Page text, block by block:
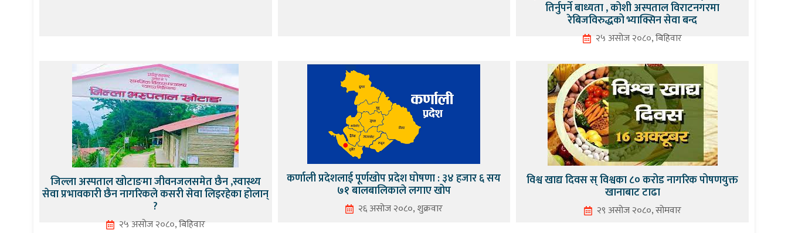
तिर्नुपर्ने बाध्यता , कोशी अस्पताल विराटनगरमा
रेबिजविरुद्धको भ्याक्सिन सेवा बन्द
२५ असोज २०८०, बिहिवार
जिल्ला अस्पताल खोटाङमा जीवनजलसमेत छैन ,स्वास्थ्य
सेवा प्रभावकारी छैन नागरिकले कसरी सेवा लिइरहेका होलान्
?
२५ असोज २०८०, बिहिवार
कर्णाली प्रदेशलाई पूर्णखोप प्रदेश घोषणा : ३४ हजार ६ सय
७१ बालबालिकाले लगाए खोप
२६ असोज २०८०, शुक्रवार
विश्व खाद्य दिवस स् विश्वका ८० करोड नागरिक पोषणयुक्त
खानाबाट टाढा
२९ असोज २०८०, सोमवार